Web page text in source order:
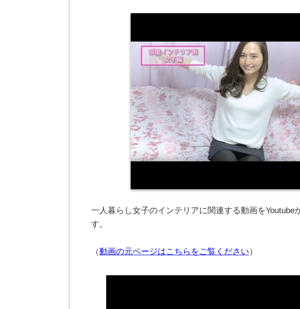
一人暮らし女子のインテリアに関連する動画をYoutube
す。
（動画の元ページはこちらをご覧ください）